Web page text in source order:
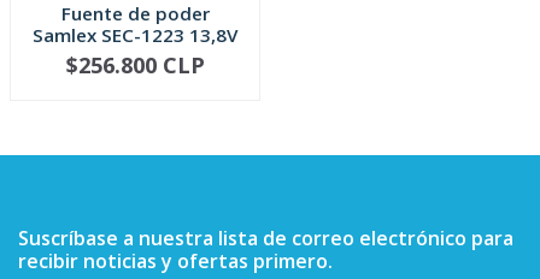
Fuente de poder
Samlex SEC-1223 13,8V
23Amp, en...
AGOTADO
$256.800 CLP
Suscríbase a nuestra lista de correo electrónico para
recibir noticias y ofertas primero.